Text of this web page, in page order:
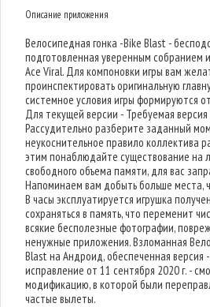
Описание приложения
Велосипедная гонка -Bike Blast -
подготовленная уверенным собранием
Ace Viral. Для компоновки игры вам
проинспектировать оригинальную
системное условия игры формируются
Для текущей версии - Требуемая
Рассудительно разберите заданный
неукоснительное правило коллектива
этим понаблюдайте существование на
свободного объема памяти, для вас
Напоминаем вам добыть больше места,
В часы эксплуатируется игрушка
сохраняться в память, что переменит
всякие бесполезные фотографии,
ненужные приложения. Взломанная
Blast на Андроид, обеспеченная версия
исправление от 11 сентября 2020 г. -
модификацию, в которой были
частые вылеты.